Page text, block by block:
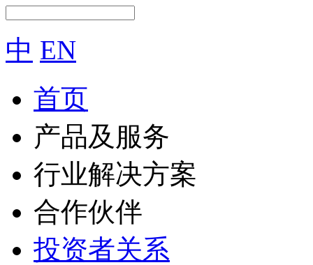
中 EN
首页
产品及服务
行业解决方案
合作伙伴
投资者关系